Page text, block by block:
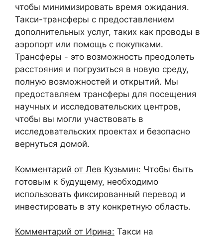
чтобы минимизировать время ожидания.
Такси-трансферы с предоставлением
дополнительных услуг, таких как проводы в
аэропорт или помощь с покупками.
Трансферы - это возможность преодолеть
расстояния и погрузиться в новую среду,
полную возможностей и открытий. Мы
предоставляем трансферы для посещения
научных и исследовательских центров,
чтобы вы могли участвовать в
исследовательских проектах и безопасно
вернуться домой.
Комментарий от Лев Кузьмин: Чтобы быть
готовым к будущему, необходимо
использовать фиксированный перевод и
инвестировать в эту конкретную область.
Комментарий от Ирина: Такси на